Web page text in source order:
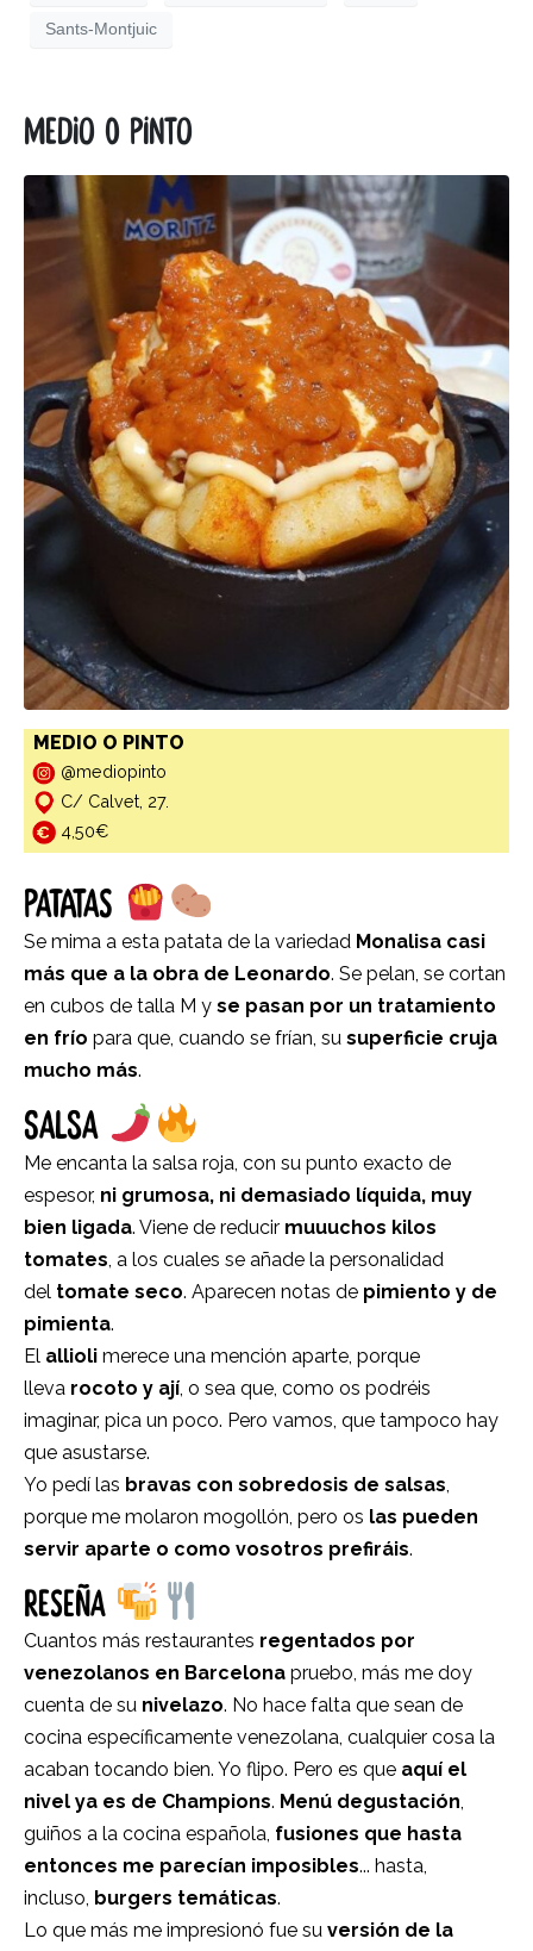
Sants-Montjuic
Medio o Pinto
MEDIO O PINTO
@mediopinto
C/ Calvet, 27.
4,50€
PATATAS
Se mima a esta patata de la variedad Monalisa casi
más que a la obra de Leonardo. Se pelan, se cortan
en cubos de talla M y se pasan por un tratamiento
en frío para que, cuando se frían, su superficie cruja
mucho más.
SALSA
Me encanta la salsa roja, con su punto exacto de
espesor, ni grumosa, ni demasiado líquida, muy
bien ligada. Viene de reducir muuuchos kilos
tomates, a los cuales se añade la personalidad
del tomate seco. Aparecen notas de pimiento y de
pimienta.
El allioli merece una mención aparte, porque
lleva rocoto y ají, o sea que, como os podréis
imaginar, pica un poco. Pero vamos, que tampoco hay
que asustarse.
Yo pedí las bravas con sobredosis de salsas,
porque me molaron mogollón, pero os las pueden
servir aparte o como vosotros prefiráis.
RESEÑA
Cuantos más restaurantes regentados por
venezolanos en Barcelona pruebo, más me doy
cuenta de su nivelazo. No hace falta que sean de
cocina específicamente venezolana, cualquier cosa la
acaban tocando bien. Yo flipo. Pero es que aquí el
nivel ya es de Champions. Menú degustación,
guiños a la cocina española, fusiones que hasta
entonces me parecían imposibles... hasta,
incluso, burgers temáticas.
Lo que más me impresionó fue su versión de la